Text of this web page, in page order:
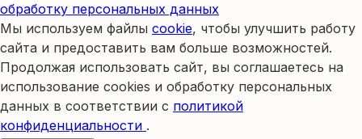
обработку персональных данных
Мы используем файлы cookie, чтобы улучшить работу
сайта и предоставить вам больше возможностей.
Продолжая использовать сайт, вы соглашаетесь на
использование cookies и обработку персональных
данных в соответствии с политикой
конфиденциальности .